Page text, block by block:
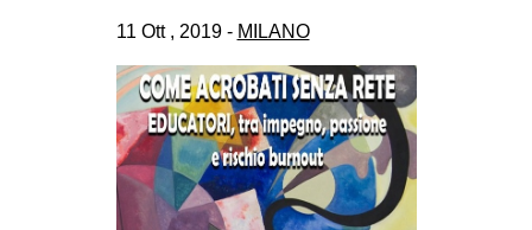
11 Ott , 2019 - MILANO